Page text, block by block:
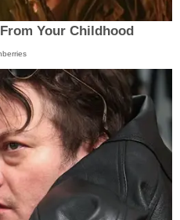
Your Childhood